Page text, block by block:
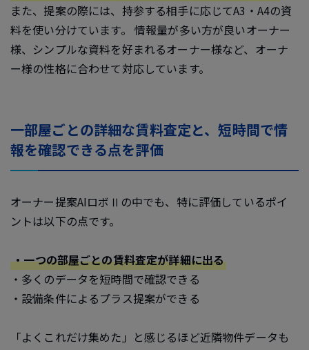
また、提案の際には、持参する相手に応じてA3・A4の資
料を使い分けています。 情報量が多い方が良いオーナー
様、シンプルな資料を好まれるオーナー様など、オーナ
ー様の性格に合わせて対応しています。
一部屋ごとの詳細な賃料査定と、短時間で情
報を確認できる点を評価
オーナー提案AIロボⅡの中でも、特に評価しているポイ
ントは以下の点です。
・一つの部屋ごとの賃料査定が詳細に出る
・多くのデータを短時間で確認できる
・設備条件によるプラス提案ができる
「よくこれだけ集めた」と感じるほど近隣物件データも